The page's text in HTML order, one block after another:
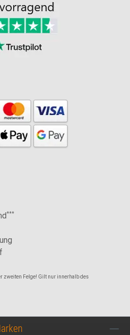
***
zweiten Felge! Gilt nur innerhalb des